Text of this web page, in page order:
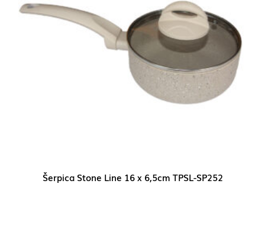
Šerpica Stone Line 16 x 6,5cm TPSL-SP252